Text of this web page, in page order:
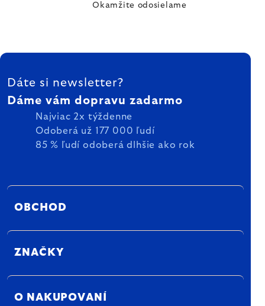
Okamžite odosielame
ZÁPÄTIE
Dáte si newsletter?
Dáme vám dopravu zadarmo
Najviac 2x týždenne
Odoberá už 177 000 ľudí
85 % ľudí odoberá dlhšie ako rok
OBCHOD
ZNAČKY
O NAKUPOVANÍ